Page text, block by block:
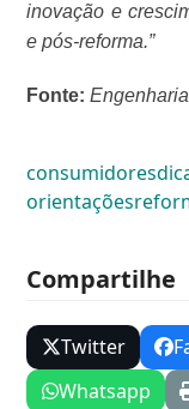
inovação e
e pós-reforma.”
Fonte:
consumidores
orientações
Compartilhe
Twitter
Whatsapp